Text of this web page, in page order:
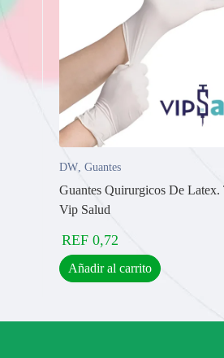
DW Guantes
Guantes Quirurgicos De Latex.
Vip Salud
REF 0,72
Añadir al carrito